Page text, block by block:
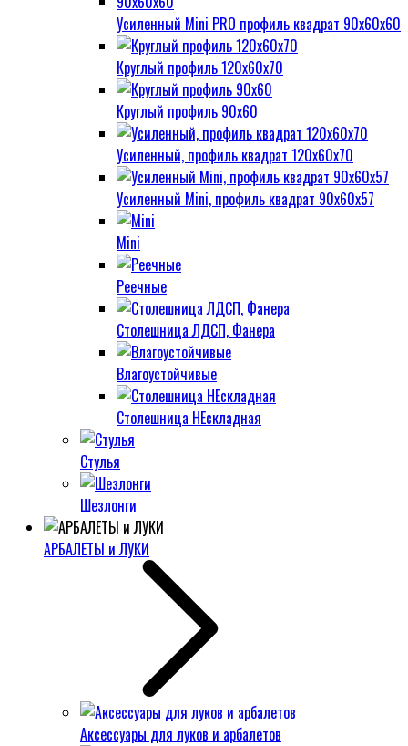
Усиленный Mini PRO профиль квадрат 90х60х60
Круглый профиль 120х60х70
Круглый профиль 90х60
Усиленный, профиль квадрат 120х60х70
Усиленный Mini, профиль квадрат 90х60х57
Mini
Реечные
Столешница ЛДСП, Фанера
Влагоустойчивые
Столешница НЕскладная
Стулья
Шезлонги
АРБАЛЕТЫ и ЛУКИ
Аксессуары для луков и арбалетов